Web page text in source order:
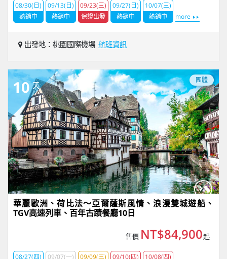
08/30(日)
熱銷中
09/13(日)
熱銷中
09/23(三)
保證出發
09/27(日)
熱銷中
10/07(三)
熱銷中
more
出發地：桃園國際機場 航班資訊
10 天
團體
華麗歐洲、荷比法～亞爾薩斯風情、浪漫雙城遊船、
TGV高速列車、百年古蹟餐廳10日
售價 NT$84,900起
08/27(四) 09/07(一) 09/09(三) 09/10(四) 10/08(四)